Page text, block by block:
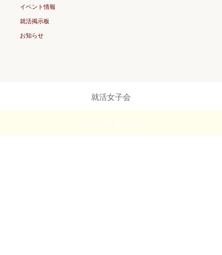
イベント情報
就活掲示板
お知らせ
就活女子会